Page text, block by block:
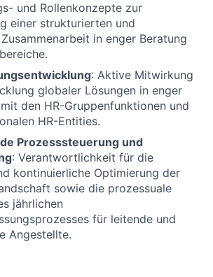
und Rollenkonzepte zur
einer strukturierten und
in enger Beratung
: Aktive Mitwirkung
globaler Lösungen in enger
den HR-Gruppenfunktionen und
HR-Entities.
Prozesssteuerung und
: Verantwortlichkeit für die
kontinuierliche Optimierung der
sowie die prozessuale
jährlichen
für leitende und
Angestellte.